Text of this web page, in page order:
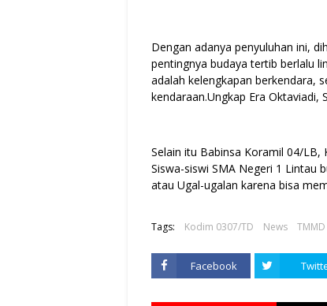
Dengan adanya penyuluhan ini,
pentingnya budaya tertib berlalu
adalah kelengkapan berkendara,
kendaraan.Ungkap Era Oktaviadi,
Selain itu Babinsa Koramil 04/
Siswa-siswi SMA Negeri 1 Lintau
atau Ugal-ugalan karena bisa
Tags: Kodim 0307/TD News TMMD
Facebook